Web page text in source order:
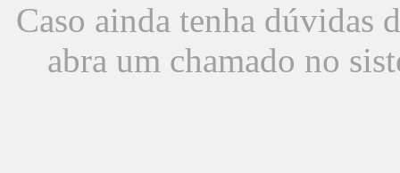
Caso ainda tenha dúvidas
abra um chamado no